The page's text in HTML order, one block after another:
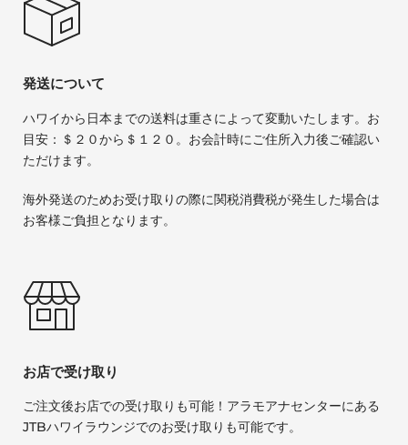
発送について
ハワイから日本までの送料は重さによって変動いたします。お
目安：＄２０から＄１２０。お会計時にご住所入力後ご確認い
ただけます。
海外発送のためお受け取りの際に関税消費税が発生した場合は
お客様ご負担となります。
お店で受け取り
ご注文後お店での受け取りも可能！アラモアナセンターにある
JTBハワイラウンジでのお受け取りも可能です。